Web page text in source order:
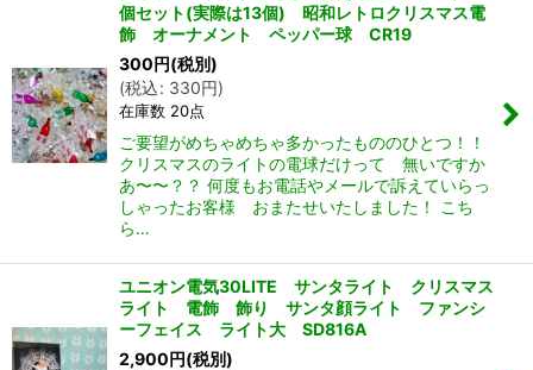
個セット(実際は13個) 昭和レトロクリスマス電
飾 オーナメント ペッパー球 CR19
300円(税別)
(税込: 330円)
在庫数 20点
ご要望がめちゃめちゃ多かったもののひとつ！！
クリスマスのライトの電球だけって 無いですか
あ〜〜？？ 何度もお電話やメールで訴えていらっ
しゃったお客様 おまたせいたしました！ こち
ら…
ユニオン電気30LITE サンタライト クリスマス
ライト 電飾 飾り サンタ顔ライト ファンシ
ーフェイス ライト大 SD816A
2,900円(税別)